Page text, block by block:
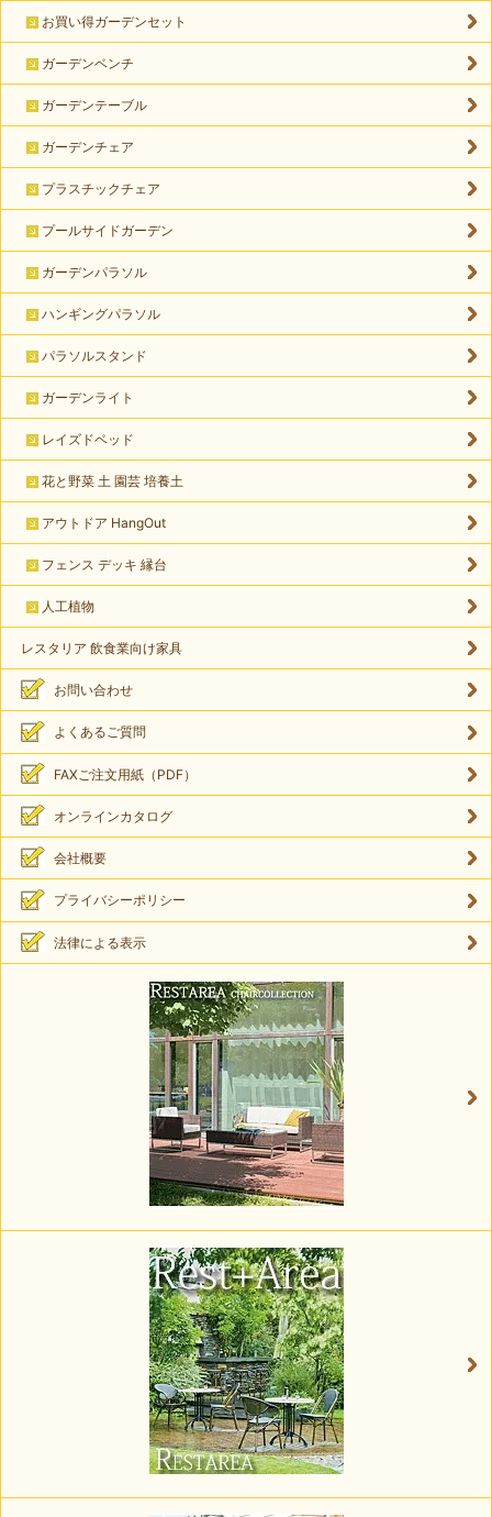
お買い得ガーデンセット
ガーデンベンチ
ガーデンテーブル
ガーデンチェア
プラスチックチェア
プールサイドガーデン
ガーデンパラソル
ハンギングパラソル
パラソルスタンド
ガーデンライト
レイズドベッド
花と野菜 土 園芸 培養土
アウトドア HangOut
フェンス デッキ 縁台
人工植物
レスタリア 飲食業向け家具
お問い合わせ
よくあるご質問
FAXご注文用紙（PDF）
オンラインカタログ
会社概要
プライバシーポリシー
法律による表示